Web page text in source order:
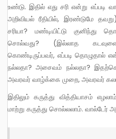
உண்டு. இதில் எது சரி என்று எப்படி
அறிவியல் ரீதியில், இரண்டுமே
சரியா? மண்டியிட்டு குனிந்து
சொல்வது? (இல்லாத
கொண்டிருப்பவர், எப்படி
நல்லதா? அசைவம் நல்லதா?
அவரவர் வாழ்க்கை முறை, அவரவர்
இதிலும் கருத்து வித்தியாசம் எழலாம். ஏன்? எதில் வேண்டுமானாலும்
மாற்று கருத்து சொல்லலாம். வால்டேர்